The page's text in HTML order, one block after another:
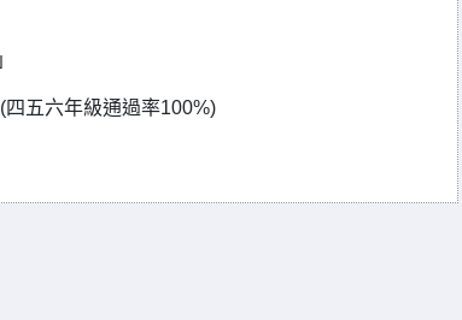
五六年級通過率100%)